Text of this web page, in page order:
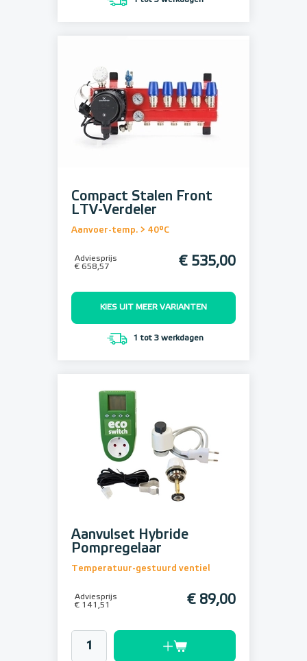
Compact Stalen Front
LTV-Verdeler
Aanvoer-temp. > 40°C
Adviesprijs
€ 658,57
€ 535,00
KIES UIT MEER VARIANTEN
1 tot 3 werkdagen
Aanvulset Hybride
Pompregelaar
Temperatuur-gestuurd ventiel
Adviesprijs
€ 141,51
€ 89,00